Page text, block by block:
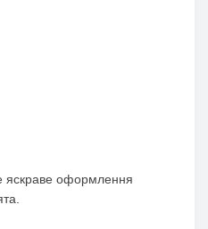
яскраве оформлення